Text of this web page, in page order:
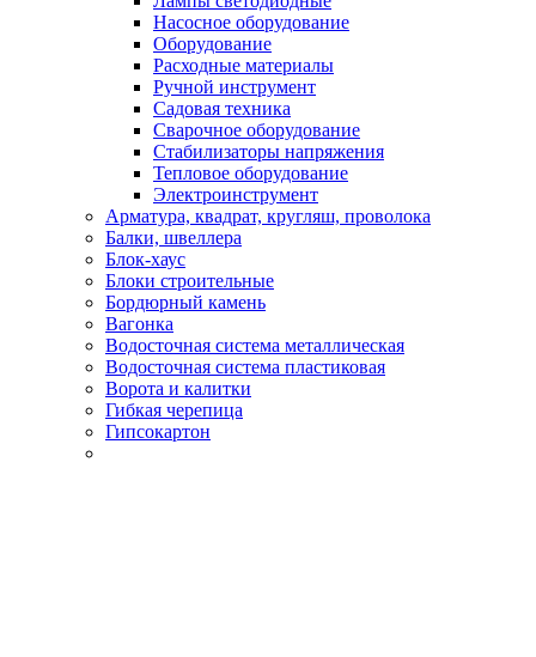
Насосное оборудование
Оборудование
Расходные материалы
Ручной инструмент
Садовая техника
Сварочное оборудование
Стабилизаторы напряжения
Тепловое оборудование
Электроинструмент
Арматура, квадрат, кругляш, проволока
Балки, швеллера
Блок-хаус
Блоки строительные
Бордюрный камень
Вагонка
Водосточная система металлическая
Водосточная система пластиковая
Ворота и калитки
Гибкая черепица
Гипсокартон